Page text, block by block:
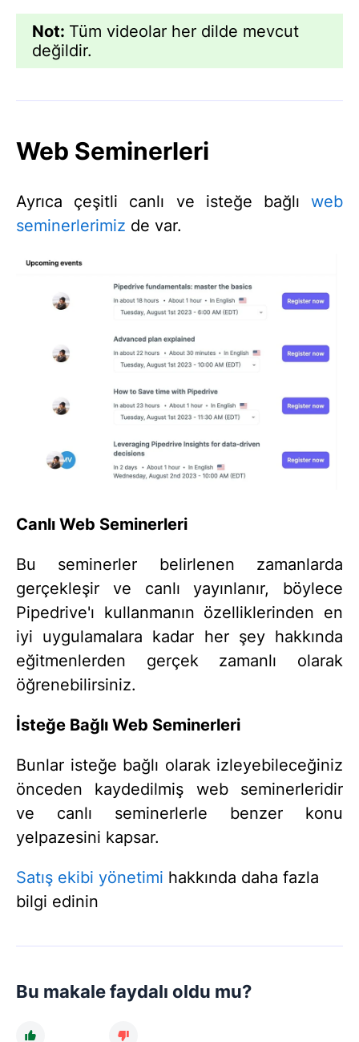
Not: Tüm videolar her dilde mevcut
değildir.
Web Seminerleri
Ayrıca çeşitli canlı ve isteğe bağlı web
seminerlerimiz de var.
Canlı Web Seminerleri
Bu seminerler belirlenen zamanlarda
gerçekleşir ve canlı yayınlanır, böylece
Pipedrive'ı kullanmanın özelliklerinden en
iyi uygulamalara kadar her şey hakkında
eğitmenlerden gerçek zamanlı olarak
öğrenebilirsiniz.
İsteğe Bağlı Web Seminerleri
Bunlar isteğe bağlı olarak izleyebileceğiniz
önceden kaydedilmiş web seminerleridir
ve canlı seminerlerle benzer konu
yelpazesini kapsar.
Satış ekibi yönetimi hakkında daha fazla
bilgi edinin
Bu makale faydalı oldu mu?